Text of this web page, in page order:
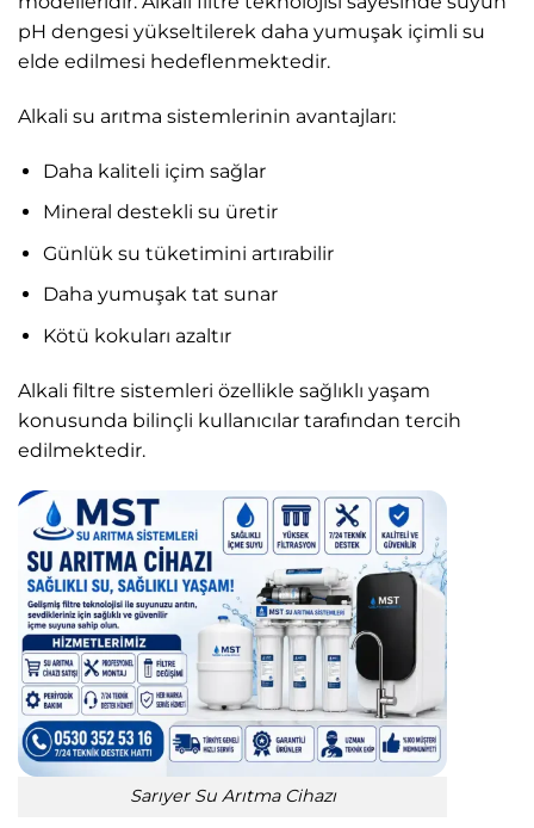
pH dengesi yükseltilerek daha yumuşak içimli su
elde edilmesi hedeflenmektedir.
Alkali su arıtma sistemlerinin avantajları:
Daha kaliteli içim sağlar
Mineral destekli su üretir
Günlük su tüketimini artırabilir
Daha yumuşak tat sunar
Kötü kokuları azaltır
Alkali filtre sistemleri özellikle sağlıklı yaşam
konusunda bilinçli kullanıcılar tarafından tercih
edilmektedir.
Sarıyer Su Arıtma Cihazı